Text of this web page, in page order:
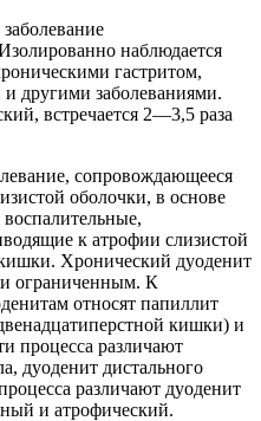
наблюдается
гастритом,
другими заболеваниями.
встречается 2—3,5 раза
сопровождающееся
оболочки, в основе
к атрофии слизистой
Хронический дуоденит
ограниченным. К
относят папиллит
кишки) и
процесса различают
дуоденит дистального
различают дуоденит
и атрофический.